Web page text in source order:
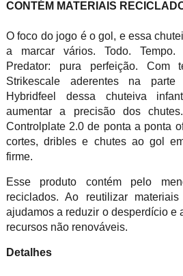
CONTÉM MATERIAIS
O foco do jogo é o gol, e essa
a marcar vários. Todo. Tempo.
Predator: pura perfeição. Com
Strikescale aderentes na
Hybridfeel dessa chuteiva
aumentar a precisão dos
Controlplate 2.0 de ponta a ponta
cortes, dribles e chutes ao gol
firme.
Esse produto contém pelo
reciclados. Ao reutilizar
ajudamos a reduzir o desperdício e
recursos não renováveis.
Detalhes